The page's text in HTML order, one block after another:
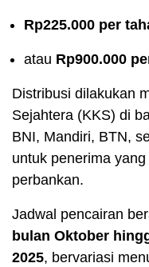
Rp225.000 per
atau Rp900.000
Distribusi dilakukan
Sejahtera (KKS) di
BNI, Mandiri, BTN,
untuk penerima
perbankan.
Jadwal pencairan
bulan Oktober
2025, bervariasi